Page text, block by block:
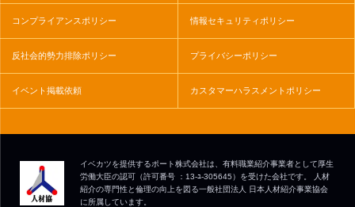
コンプライアンスポリシー 情報セキュリティポリシー
反社会的勢力排除ポリシー プライバシーポリシー
イベント掲載依頼 カスタマーハラスメントポリシー